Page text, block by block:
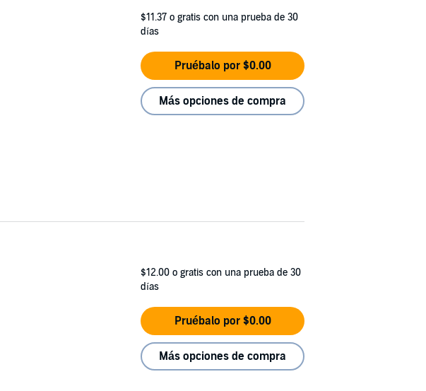
$11.37 o gratis con una prueba de 30
días
Pruébalo por $0.00
Más opciones de compra
$12.00 o gratis con una prueba de 30
días
Pruébalo por $0.00
Más opciones de compra